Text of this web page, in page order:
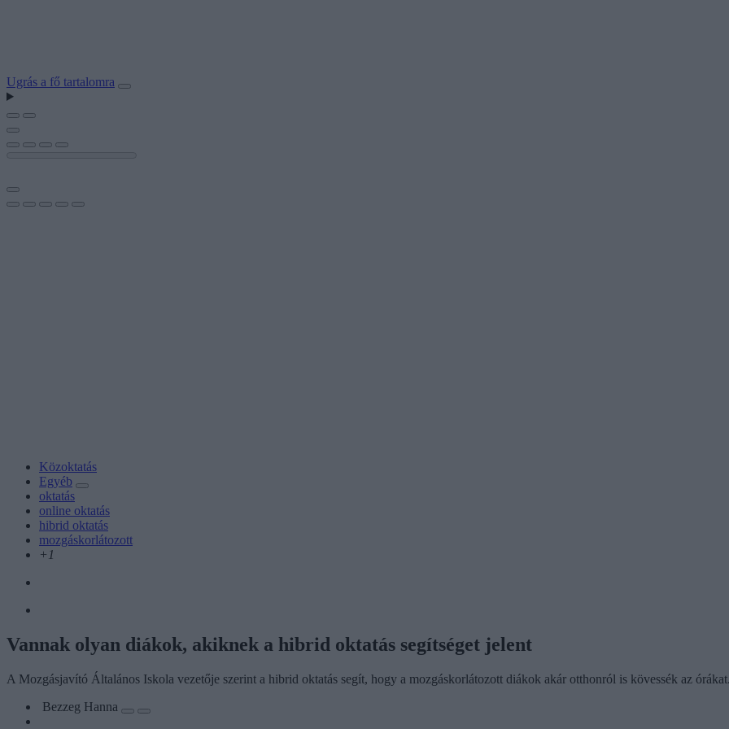
Ugrás a fő tartalomra
Közoktatás
Egyéb
oktatás
online oktatás
hibrid oktatás
mozgáskorlátozott
+1
Vannak olyan diákok, akiknek a hibrid oktatás segítséget jelent
A Mozgásjavító Általános Iskola vezetője szerint a hibrid oktatás segít, hogy a mozgáskorlátozott diákok akár otthonról is kövessék az
Bezzeg Hanna